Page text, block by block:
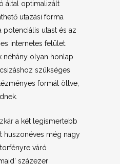
által optimalizált
utazási forma
potenciális utast és az
internetes felület.
néhány olyan honlap
szükséges
formát öltve,
a két legismertebb
huszonéves még nagy
váró
százezer